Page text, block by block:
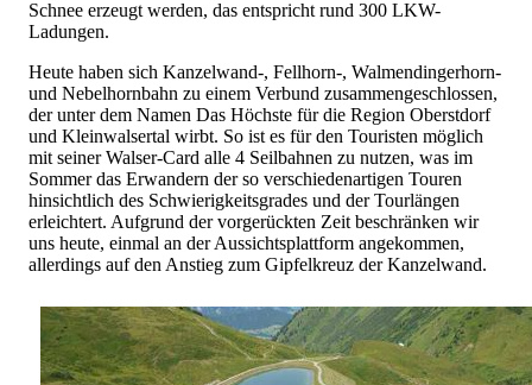
Schnee erzeugt werden, das entspricht rund 300 LKW-
Ladungen.
Heute haben sich Kanzelwand-, Fellhorn-, Walmendingerhorn-
und Nebelhornbahn zu einem Verbund zusammengeschlossen,
der unter dem Namen Das Höchste für die Region Oberstdorf
und Kleinwalsertal wirbt. So ist es für den Touristen möglich
mit seiner Walser-Card alle 4 Seilbahnen zu nutzen, was im
Sommer das Erwandern der so verschiedenartigen Touren
hinsichtlich des Schwierigkeitsgrades und der Tourlängen
erleichtert. Aufgrund der vorgerückten Zeit beschränken wir
uns heute, einmal an der Aussichtsplattform angekommen,
allerdings auf den Anstieg zum Gipfelkreuz der Kanzelwand.